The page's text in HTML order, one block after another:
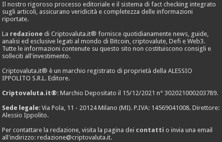
Il nostro rigoroso processo editoriale e il sistema di fact checking integrato
sugli articoli, assicurano veridicità e completezza delle informazioni
riportate.
La redazione di Criptovaluta.it® fornisce quotidianamente news, guide,
analisi ed esclusive legati al mondo di Bitcoin, criptovalute, Defi e Web3.
Tutte le informazioni contenute su questo sito non costituiscono consigli e
solleciti all'investimento.
Criptovaluta.it® è un marchio registrato di proprietà della ALESSIO
IPPOLITO S.R.L. Editore.
Criptovaluta.it®: Marchio Depositato il 15/12/2021 n° 302021000203789.
Sede legale: Via Pola, 11 - 20124 Milano (MI). P.IVA: 14569041008. Direttore:
Alessio Ippolito.
Per contattare la redazione, visita la pagina dei contatti o invia una email
all'indirizzo:redazione@criptovaluta.it.